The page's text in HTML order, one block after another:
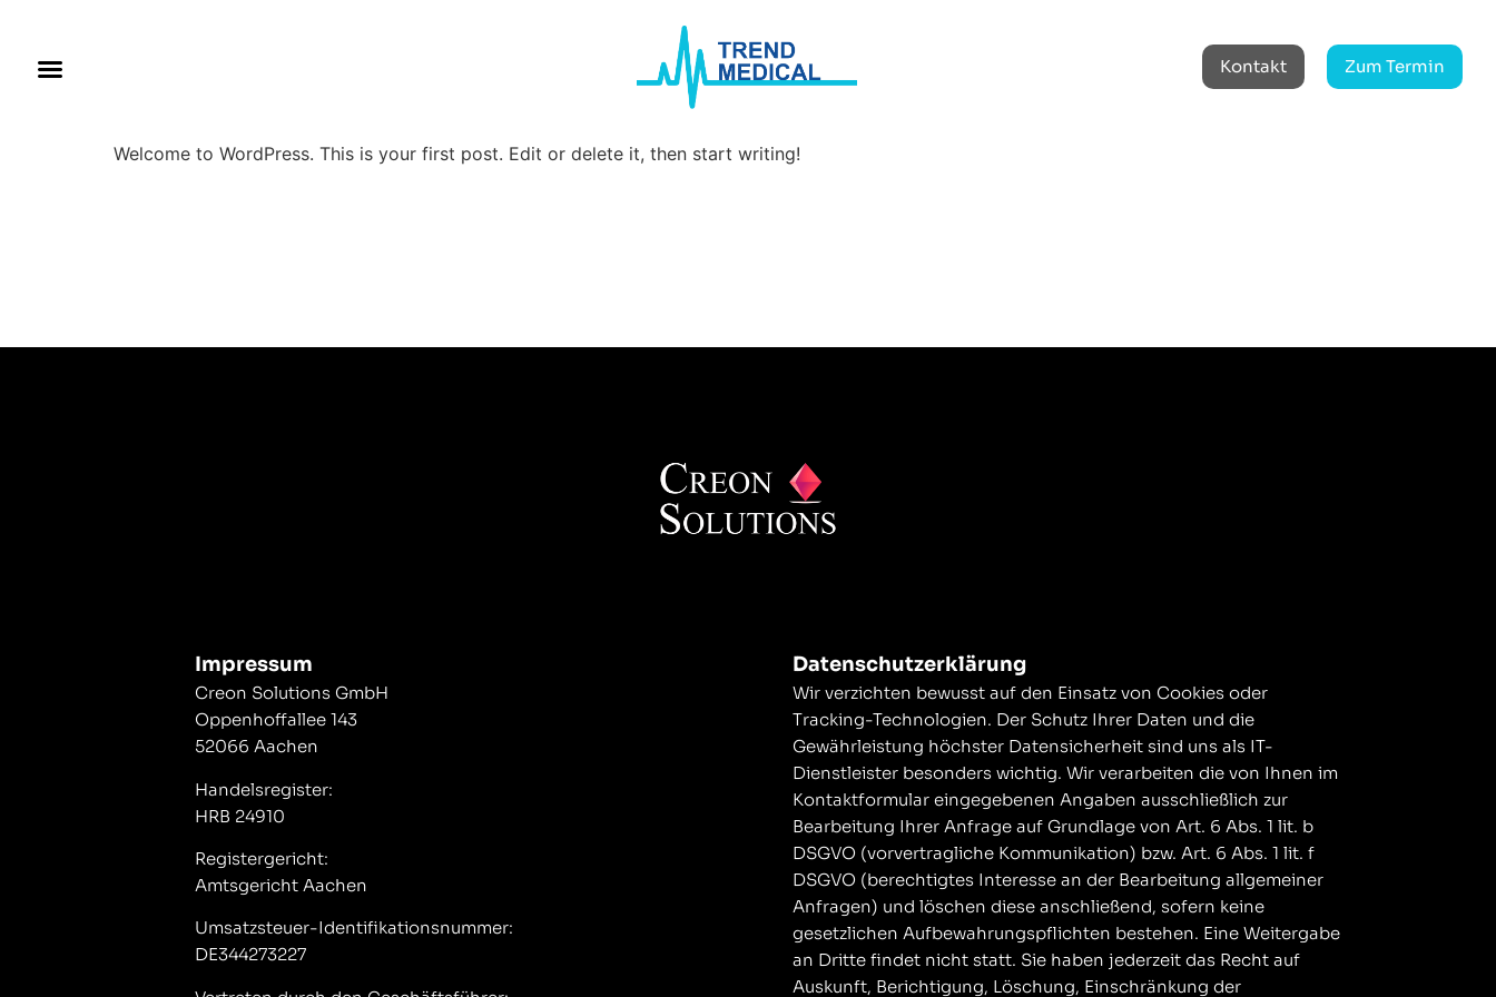
Zum Termin
Kontakt
Welcome to WordPress. This is your first post. Edit or delete it, then start writing!
Impressum
Creon Solutions GmbH
Oppenhoffallee 143
52066 Aachen
Handelsregister:
HRB 24910
Registergericht:
Amtsgericht Aachen
Umsatzsteuer-Identifikationsnummer:
DE344273227
Datenschutzerklärung
Wir verzichten bewusst auf den Einsatz von Cookies oder
Tracking-Technologien. Der Schutz Ihrer Daten und die
Gewährleistung höchster Datensicherheit sind uns als IT-
Dienstleister besonders wichtig. Wir verarbeiten die von Ihnen im
Kontaktformular eingegebenen Angaben ausschließlich zur
Bearbeitung Ihrer Anfrage auf Grundlage von Art. 6 Abs. 1 lit. b
DSGVO (vorvertragliche Kommunikation) bzw. Art. 6 Abs. 1 lit. f
DSGVO (berechtigtes Interesse an der Bearbeitung allgemeiner
Anfragen) und löschen diese anschließend, sofern keine
gesetzlichen Aufbewahrungspflichten bestehen. Eine Weitergabe
an Dritte findet nicht statt. Sie haben jederzeit das Recht auf
Auskunft, Berichtigung, Löschung, Einschränkung der